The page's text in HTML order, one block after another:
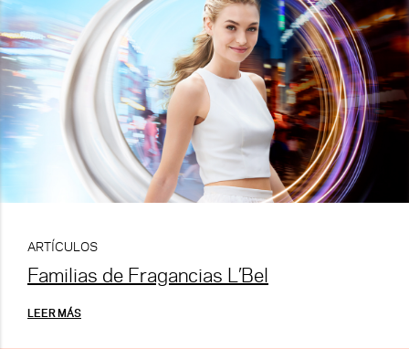
ARTÍCULOS
Familias de Fragancias L’Bel
LEER MÁS